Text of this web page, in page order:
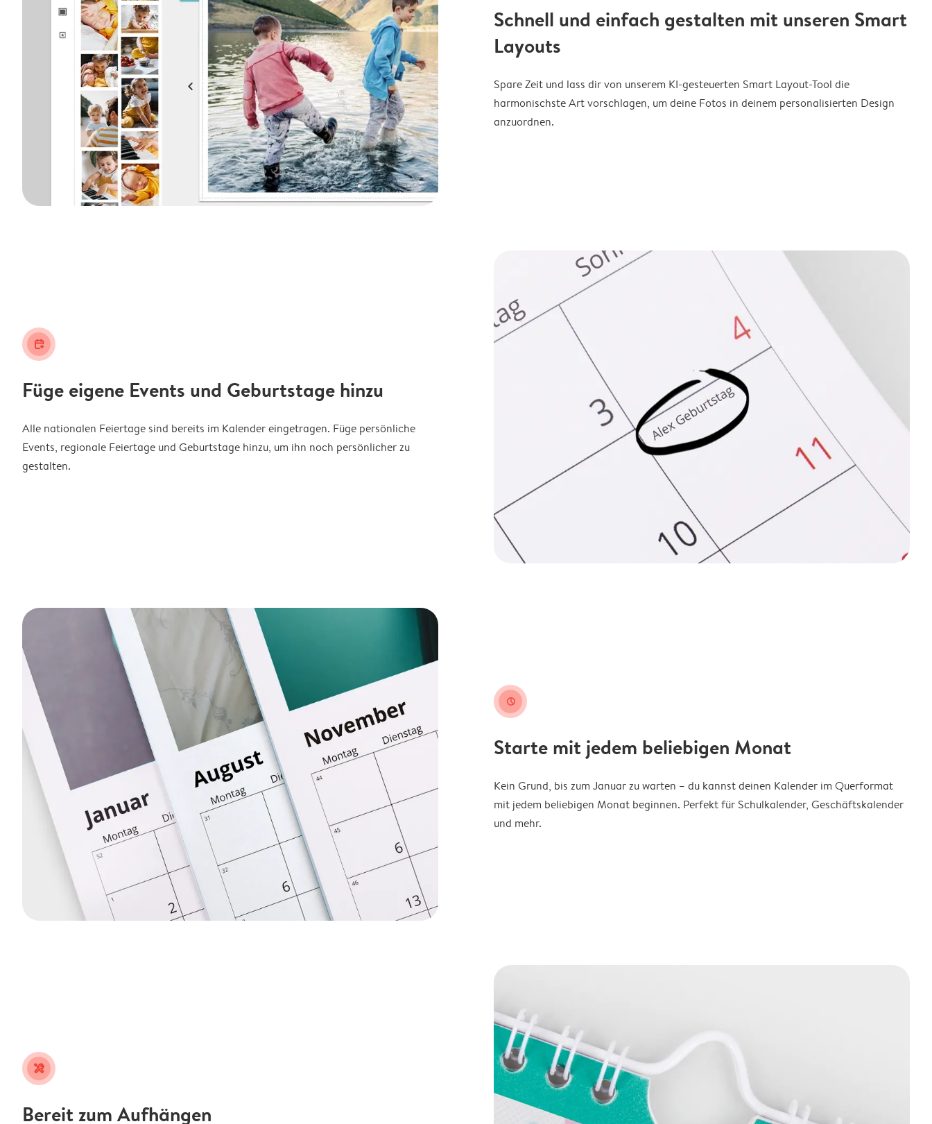
Schnell und einfach gestalten mit unseren Smart
Layouts
Spare Zeit und lass dir von unserem KI-gesteuerten Smart Layout-Tool die
harmonischste Art vorschlagen, um deine Fotos in deinem personalisierten Design
anzuordnen.
calendar_plus
Füge eigene Events und Geburtstage hinzu
Alle nationalen Feiertage sind bereits im Kalender eingetragen. Füge persönliche
Events, regionale Feiertage und Geburtstage hinzu, um ihn noch persönlicher zu
gestalten.
clock
Starte mit jedem beliebigen Monat
Kein Grund, bis zum Januar zu warten – du kannst deinen Kalender im Querformat
mit jedem beliebigen Monat beginnen. Perfekt für Schulkalender, Geschäftskalender
und mehr.
tools
Bereit zum Aufhängen